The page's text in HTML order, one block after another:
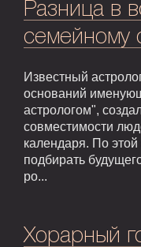
Разница в
семейному
Известный
оснований
астрологом",
совместимости
календаря. По
подбирать
ро...
Хорарный